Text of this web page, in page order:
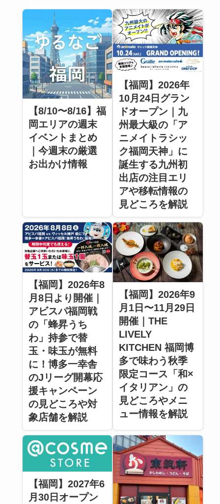
【8/10〜8/16】福
岡エリアの週末
イベントまとめ
｜今週末の厳選
お出かけ情報
【福岡】2026年
10月24日グラン
ドオープン｜九
州最大級の「ア
ニメイトラシッ
ク福岡天神」に
誕生する九州初
出店の注目エリ
アや移転情報の
見どころを解説
【福岡】2026年8
月8日より開催｜
アビスパ福岡戦
の「蜂昇うち
わ」持参で替
玉・味玉が無料
に！博多一幸舎
のJリーグ開幕応
援キャンペーン
の見どころや対
象店舗を解説
【福岡】2026年9
月1日〜11月29日
開催｜THE
LIVELY
KITCHEN 福岡博
多で味わう秋季
限定コース「和×
イタリアン」の
見どころやメニ
ュー情報を解説
【福岡】2027年6
月30日オープン